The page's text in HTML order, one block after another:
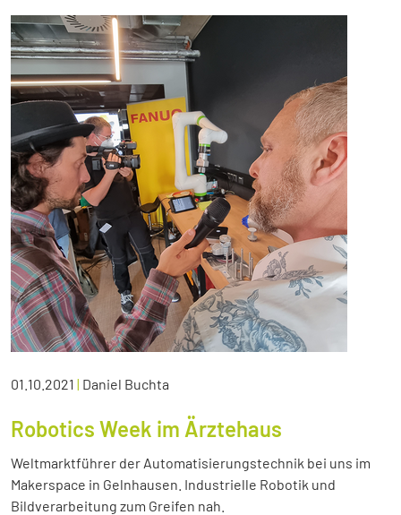
01.10.2021 | Daniel Buchta
Robotics Week im Ärztehaus
Weltmarktführer der Automatisierungstechnik bei uns im
Makerspace in Gelnhausen. Industrielle Robotik und
Bildverarbeitung zum Greifen nah.